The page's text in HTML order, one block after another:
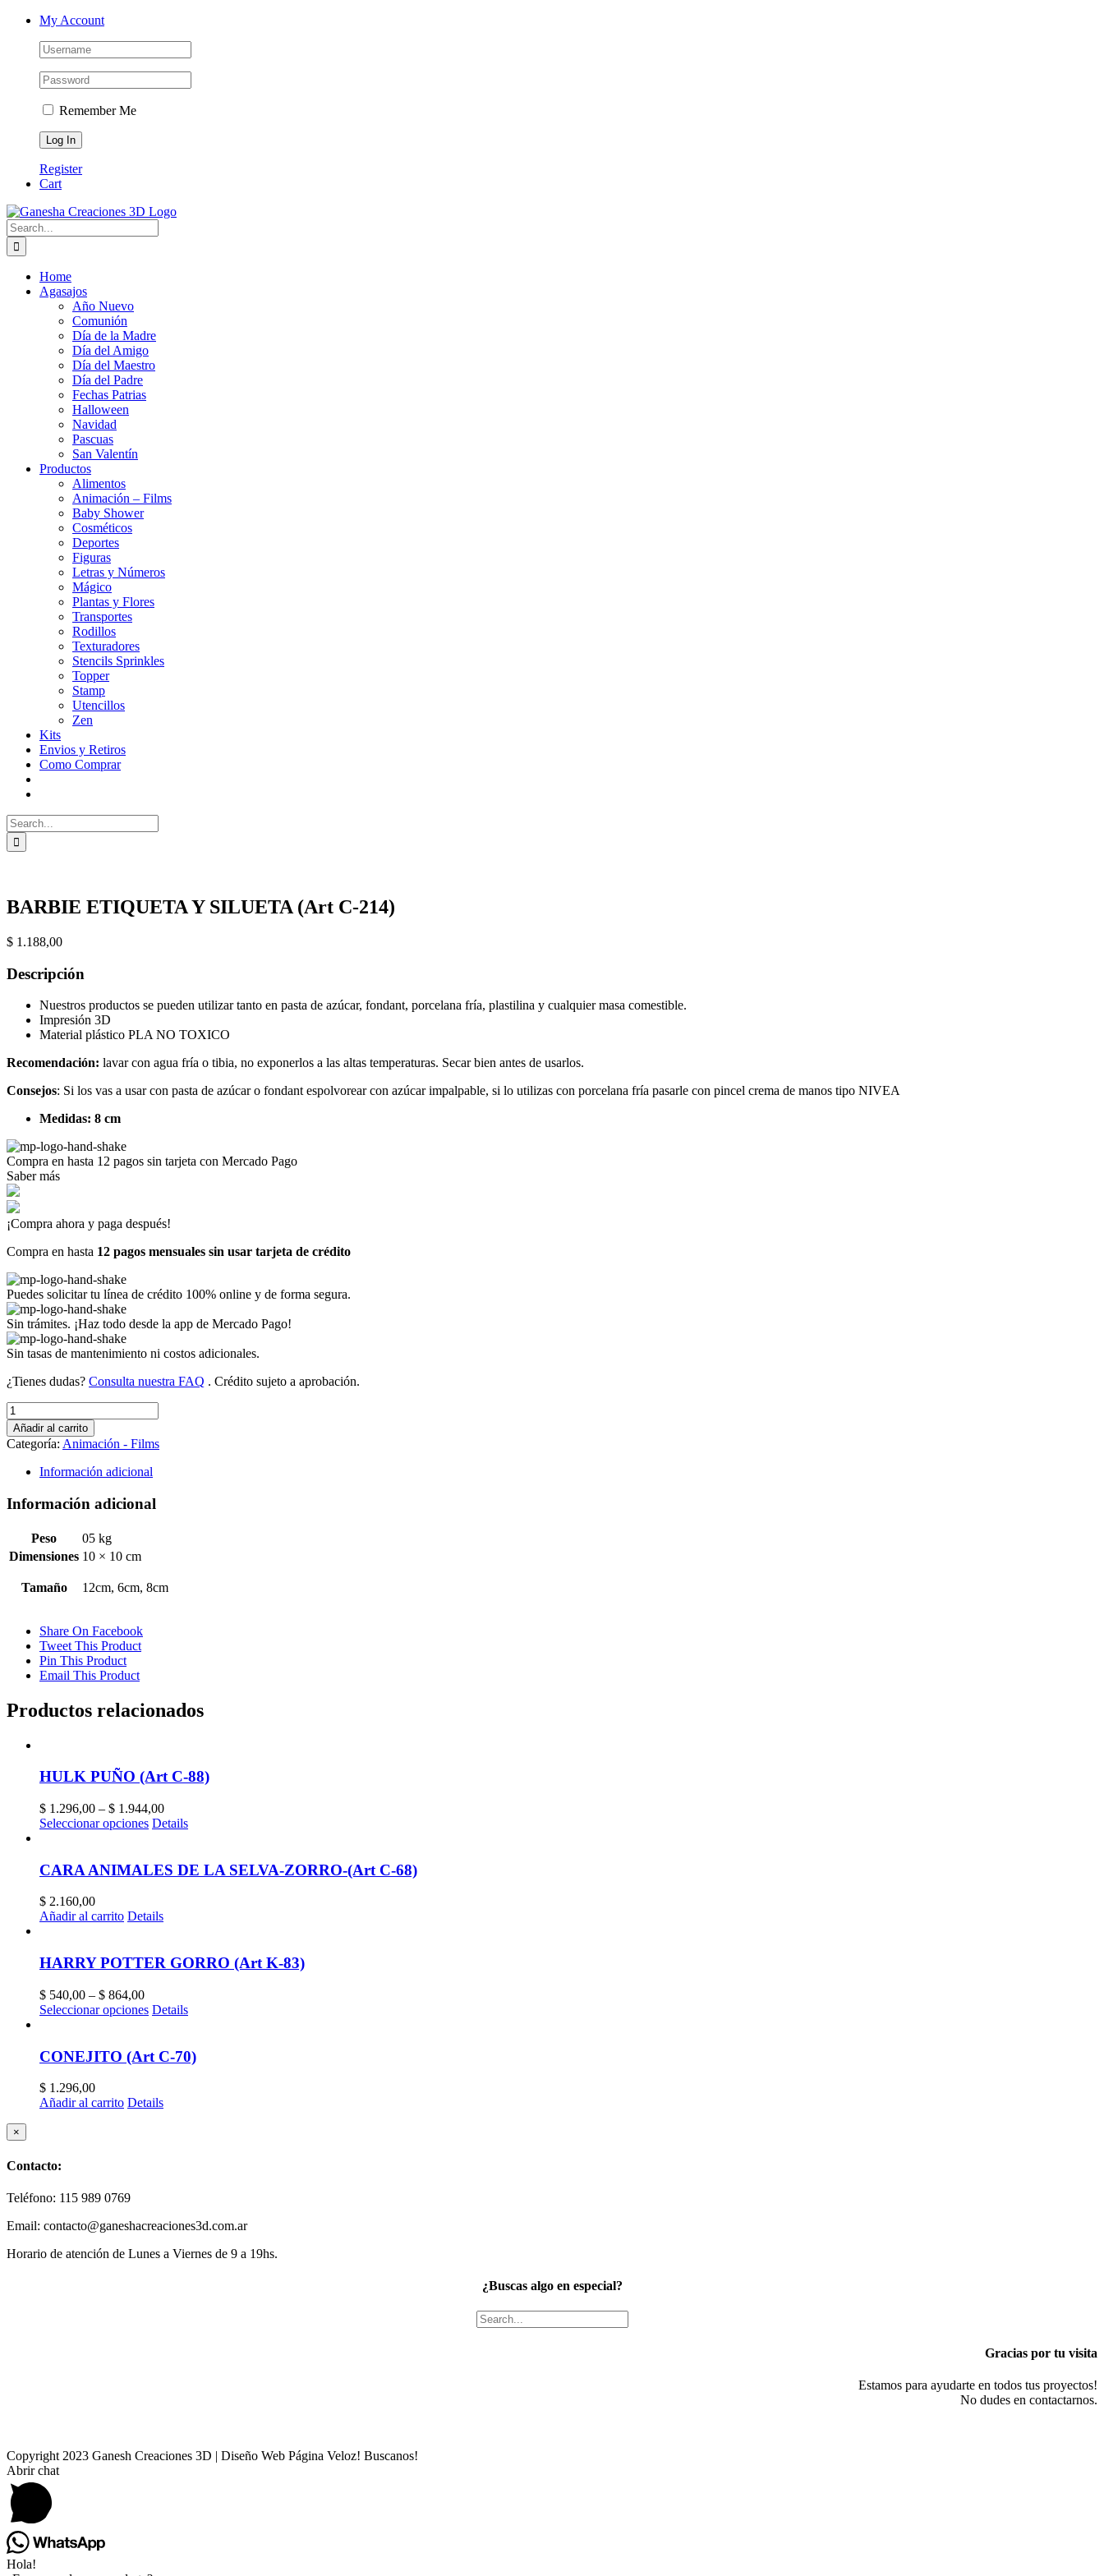
Skip
Facebook
Instagram
Email
Phone My Account
Remember Me
Register
Cart
Search
for:
Home
Agasajos
Año Nuevo
Comunión
Día de la Madre
Día del Amigo
Día del Maestro
Día del Padre
Fechas Patrias
Halloween
Navidad
Pascuas
San Valentín
Productos
Alimentos
Animación – Films
Baby Shower
Cosméticos
Deportes
Figuras
Letras y Números
Mágico
Plantas y Flores
Transportes
Rodillos
Texturadores
Stencils Sprinkles
Topper
Stamp
Utencillos
Zen
Kits
Envios y Retiros
Como Comprar
Search
for:
BARBIE ETIQUETA Y SILUETA (Art C-214)
$ 1.188,00
Descripción
Nuestros productos se pueden utilizar tanto en pasta de azúcar, fondant, porcelana fría, plastilina y cualquier masa comestible.
Impresión 3D
Material plástico PLA NO TOXICO
Recomendación: lavar con agua fría o tibia, no exponerlos a las altas temperaturas. Secar bien antes de usarlos.
Consejos: Si los vas a usar con pasta de azúcar o fondant espolvorear con azúcar impalpable, si lo utilizas con porcelana fría pasarle con pincel crema de manos tipo NIVEA
Medidas: 8 cm
Compra en hasta 12 pagos sin tarjeta con Mercado Pago
Saber más
¡Compra ahora y paga después!
Compra en hasta 12 pagos mensuales sin usar tarjeta de crédito
Puedes solicitar tu línea de crédito 100% online y de forma segura.
Sin trámites. ¡Haz todo desde la app de Mercado Pago!
Sin tasas de mantenimiento ni costos adicionales.
¿Tienes dudas? Consulta nuestra FAQ . Crédito sujeto a aprobación.
BARBIE
ETIQUETA
Y
SILUETA
(Art
214)
cantidad
Añadir al carrito
Categoría: Animación - Films
Información adicional
Información adicional
Peso
05 kg
Dimensiones 10 × 10 cm
Tamaño 12cm, 6cm, 8cm
Share On Facebook
Tweet This Product
Pin This Product
Email This Product
Productos relacionados
HULK PUÑO (Art C-88)
$ 1.296,00 – $ 1.944,00
Seleccionar opciones Details
CARA ANIMALES DE LA SELVA-ZORRO-(Art C-68)
$ 2.160,00
Añadir al carrito Details
HARRY POTTER GORRO (Art K-83)
$ 540,00 – $ 864,00
Seleccionar opciones Details
CONEJITO (Art C-70)
$ 1.296,00
Añadir al carrito Details
Close
product
view
×
Contacto:
Teléfono: 115 989 0769
Email: contacto@ganeshacreaciones3d.com.ar
Horario de atención de Lunes a Viernes de 9 a 19hs.
¿Buscas algo en especial?
Gracias por tu visita
Estamos para ayudarte en todos tus proyectos!
No dudes en contactarnos.
Copyright 2023 Ganesh Creaciones 3D | Diseño Web Página Veloz! Buscanos!
Facebook
Instagram
Email
Phone
Abrir chat
Hola!